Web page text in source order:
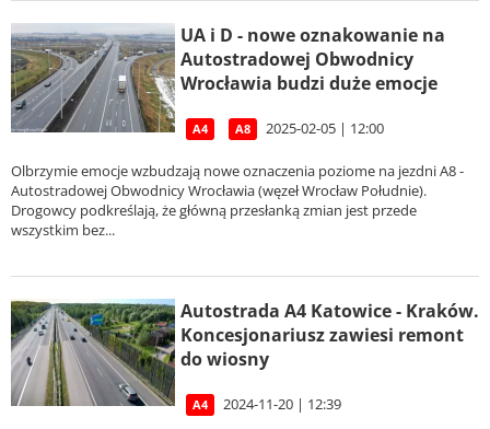
UA i D - nowe oznakowanie na
Autostradowej Obwodnicy
Wrocławia budzi duże emocje
A4 A8 2025-02-05 | 12:00
Olbrzymie emocje wzbudzają nowe oznaczenia poziome na jezdni A8 -
Autostradowej Obwodnicy Wrocławia (węzeł Wrocław Południe).
Drogowcy podkreślają, że główną przesłanką zmian jest przede
wszystkim bez...
Autostrada A4 Katowice - Kraków.
Koncesjonariusz zawiesi remont
do wiosny
A4 2024-11-20 | 12:39